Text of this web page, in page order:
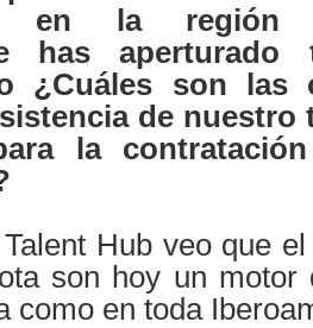
en la región
has
¿Cuáles son las
de
la
Hub veo que
son hoy un motor
como en toda